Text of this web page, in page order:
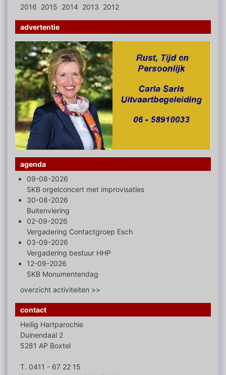
2016 2015 2014 2013 2012
advertentie
agenda
09-08-2026
SKB orgelconcert met improvisaties
30-08-2026
Buitenviering
02-09-2026
Vergadering Contactgroep Esch
03-09-2026
Vergadering bestuur HHP
12-09-2026
SKB Monumentendag
overzicht activiteiten >>
contact
Heilig Hartparochie
Duinendaal 2
5281 AP Boxtel
T. 0411 - 67 22 15